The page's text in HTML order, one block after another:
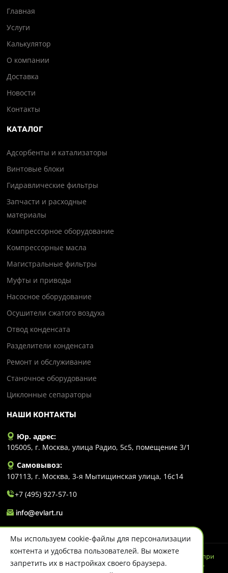
Главная
Услуги
Калькулятор
О компании
Доставка
Новости
Контакты
КАТАЛОГ
Адсорбенты и катализаторы
Винтовые блоки
Гидравлические фильтры
Запчасти и расходные
материалы
Компрессорное оборудование
Компрессорные масла
Магистральные фильтры
Муфты и приводы
Насосное оборудование
Осушители сжатого воздуха
Отвод конденсата
Разделители конденсата
Ремонт и обслуживание
Станочное оборудование
Циклонные сепараторы
НАШИ КОНТАКТЫ
Юр. адрес:
105005, г. Москва, улица Радио, 5с5, помещение 3/1
Самовывоз:
107113, г. Москва, 3-я Мытищинская улица, 16с14
+7 (495) 927-57-10
info@evlart.ru
© 2026 Evlart. Сайт несет информационный характер и ни при
каких обстоятельствах не является публичной офертой.
Мы используем cookie-файлы для персонализации
контента и удобства пользователей. Вы можете
запретить их в настройках своего браузера.